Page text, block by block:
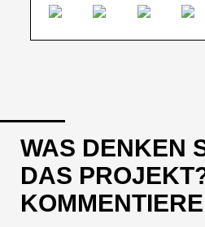
WAS DENKEN
DAS